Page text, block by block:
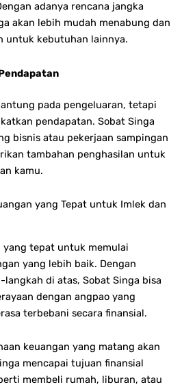
adanya rencana jangka
akan lebih mudah menabung dan
untuk kebutuhan lainnya.
pada pengeluaran, tetapi
pendapatan. Sobat Singa
bisnis atau pekerjaan sampingan
tambahan penghasilan untuk
kamu.
yang Tepat untuk Imlek dan
yang tepat untuk memulai
yang lebih baik. Dengan
di atas, Sobat Singa bisa
dengan angpao yang
terbebani secara finansial.
keuangan yang matang akan
mencapai tujuan finansial
membeli rumah, liburan, atau